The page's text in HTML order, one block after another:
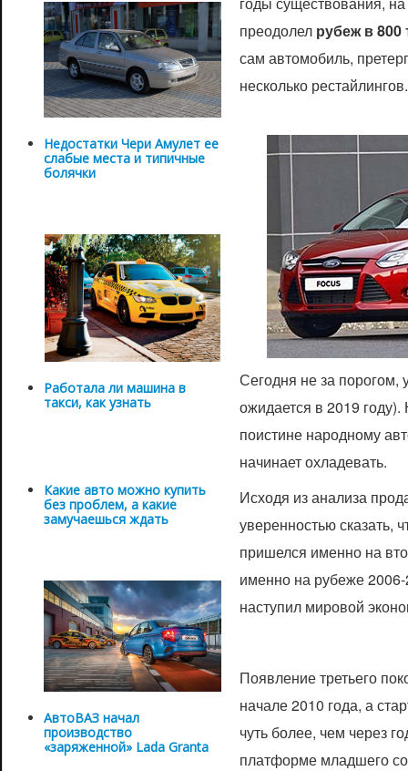
Недостатки Чери Амулет ее
слабые места и типичные
болячки
Работала ли машина в
такси, как узнать
Какие авто можно купить
без проблем, а какие
замучаешься ждать
АвтоВАЗ начал
производство
«заряженной» Lada Granta
преодолел рубеж в
сам автомобиль,
несколько рестайлингов.
Сегодня не за порогом,
ожидается в 2019 году).
поистине народному
начинает охладевать.
Исходя из анализа
уверенностью сказать,
пришелся именно на
именно на рубеже
наступил мировой
Появление третьего
начале 2010 года, а
чуть более, чем через
платформе младшего